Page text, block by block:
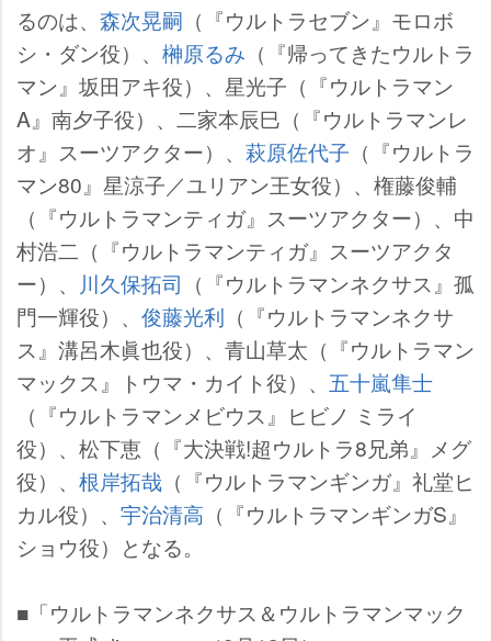
るのは、 森次晃嗣 （『ウルトラセブン』モロボ
シ・ダン役）、 榊原るみ （『帰ってきたウルトラ
マン』坂田アキ役）、星光子（『ウルトラマン
A』南夕子役）、二家本辰巳（『ウルトラマンレ
オ』スーツアクター）、 萩原佐代子 （『ウルトラ
マン80』星涼子／ユリアン王女役）、権藤俊輔
（『ウルトラマンティガ』スーツアクター）、中
村浩二（『ウルトラマンティガ』スーツアクタ
ー）、
川久保拓司 （『ウルトラマンネクサス』孤
門一輝役）、 俊藤光利 （『ウルトラマンネクサ
ス』溝呂木眞也役）、青山草太（『ウルトラマン
マックス』トウマ・カイト役）、 五十嵐隼士
（『ウルトラマンメビウス』ヒビノ ミライ
役）、松下恵（『大決戦!超ウルトラ8兄弟』メグ
役）、 根岸拓哉 （『ウルトラマンギンガ』礼堂ヒ
カル役）、 宇治清高 （『ウルトラマンギンガS』
ショウ役）となる。
■「ウルトラマンネクサス＆ウルトラマンマック